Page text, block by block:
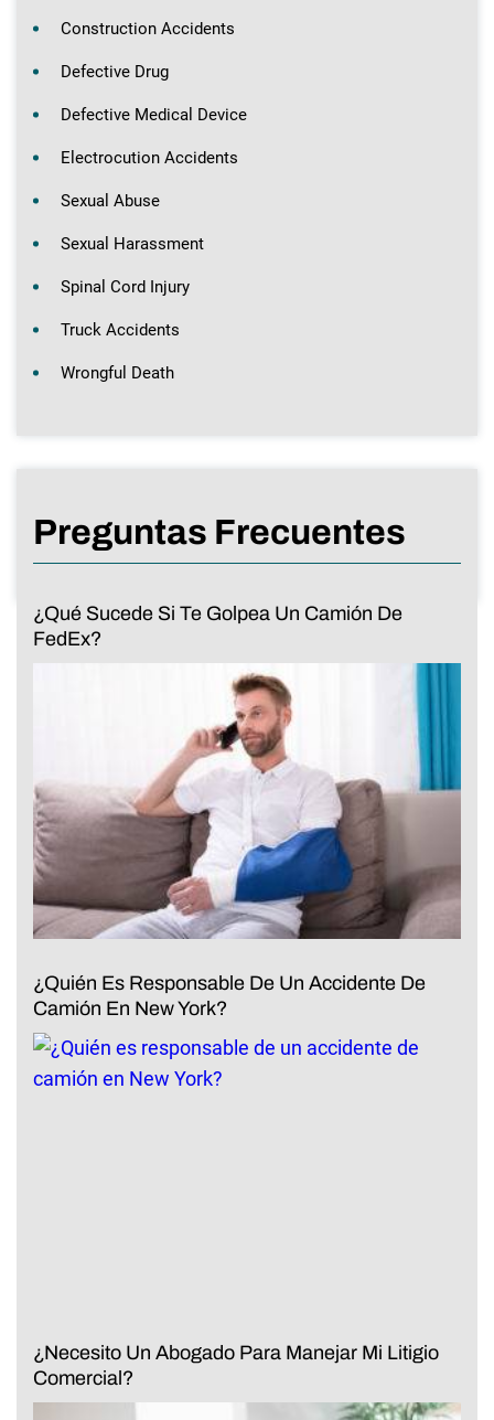
Construction Accidents
Defective Drug
Defective Medical Device
Electrocution Accidents
Sexual Abuse
Sexual Harassment
Spinal Cord Injury
Truck Accidents
Wrongful Death
Preguntas Frecuentes
¿Qué Sucede Si Te Golpea Un Camión De
FedEx?
¿Quién Es Responsable De Un Accidente De
Camión En New York?
¿Necesito Un Abogado Para Manejar Mi Litigio
Comercial?